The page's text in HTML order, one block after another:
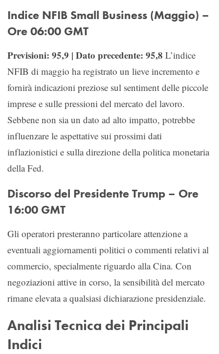
Indice NFIB Small Business (Maggio) –
Ore 06:00 GMT
Previsioni: 95,9 | Dato precedente: 95,8 L’indice
NFIB di maggio ha registrato un lieve incremento e
fornirà indicazioni preziose sul sentiment delle piccole
imprese e sulle pressioni del mercato del lavoro.
Sebbene non sia un dato ad alto impatto, potrebbe
influenzare le aspettative sui prossimi dati
inflazionistici e sulla direzione della politica monetaria
della Fed.
Discorso del Presidente Trump – Ore
16:00 GMT
Gli operatori presteranno particolare attenzione a
eventuali aggiornamenti politici o commenti relativi al
commercio, specialmente riguardo alla Cina. Con
negoziazioni attive in corso, la sensibilità del mercato
rimane elevata a qualsiasi dichiarazione presidenziale.
Analisi Tecnica dei Principali
Indici